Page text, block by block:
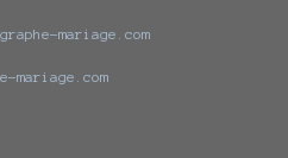
mariage.com
mariage.com